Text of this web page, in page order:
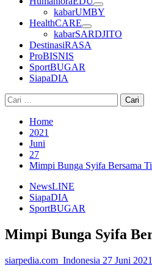
kabarUMBY
HealthCARE
kabarSARDJITO
DestinasiRASA
ProBISNIS
SportBUGAR
SiapaDIA
Cari
untuk:
Home
2021
Juni
27
Mimpi Bunga Syifa Bersama
NewsLINE
SiapaDIA
SportBUGAR
Mimpi Bunga Syifa
siarpedia.com_Indonesia 27 Juni 2021